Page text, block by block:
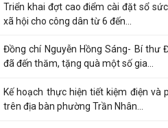
Triển khai đợt cao điểm cài đặt sổ
xã hội cho công dân từ 6 đến...
Đồng chí Nguyễn Hồng Sáng- Bí thư
đã đến thăm, tặng quà một số gia...
Kế hoạch thực hiện tiết kiệm điện
trên địa bàn phường Trần Nhân...